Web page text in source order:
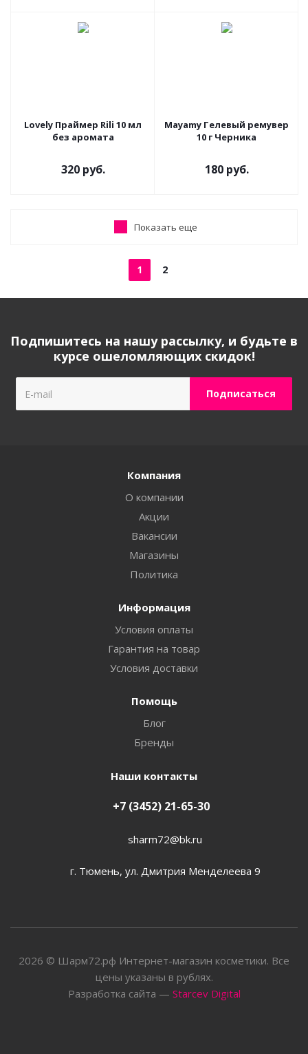
Lovely Праймер Rili 10 мл
без аромата
320 руб.
Mayamy Гелевый ремувер
10 г Черника
180 руб.
Показать еще
1 2
Подпишитесь на нашу рассылку, и будьте в
курсе ошеломляющих скидок!
Компания
О компании
Акции
Вакансии
Магазины
Политика
Информация
Условия оплаты
Гарантия на товар
Условия доставки
Помощь
Блог
Бренды
Наши контакты
+7 (3452) 21-65-30
sharm72@bk.ru
г. Тюмень, ул. Дмитрия Менделеева 9
2026 © Шарм72.рф Интернет-магазин косметики. Все
цены указаны в рублях.
Разработка сайта — Starcev Digital